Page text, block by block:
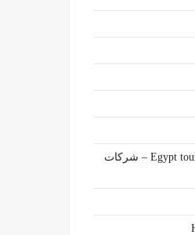
Egypt tourism transportation companies – شركات